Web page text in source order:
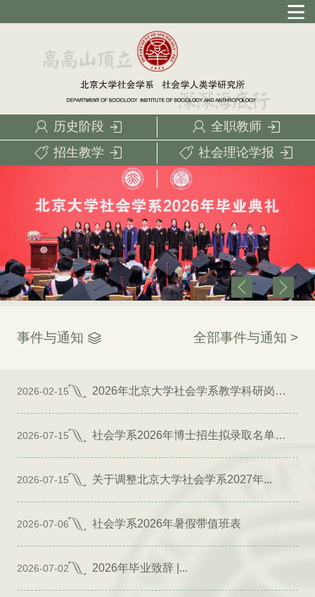
历史阶段
全职教师
招生教学
社会理论学报
事件与通知 全部事件与通知 >
2026-02-15 2026年北京大学社会学系教学科研岗位招聘启事
2026-07-15 社会学系2026年博士招生拟录取名单公示（专项）
2026-07-15 关于调整北京大学社会学系2027年...
2026-07-06 社会学系2026年暑假带值班表
2026-07-02 2026年毕业致辞 |...